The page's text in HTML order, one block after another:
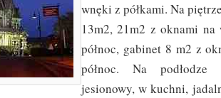
wnęki z półkami. Na
13m2, 21m2 z oknami na
północ, gabinet 8 m2 z
północ. Na
jesionowy, w kuchni,